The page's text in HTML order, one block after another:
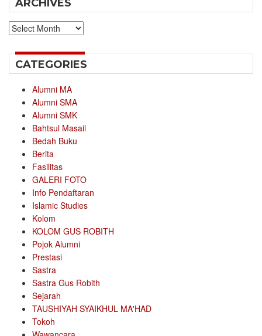
ARCHIVES
Archives
CATEGORIES
Alumni MA
Alumni SMA
Alumni SMK
Bahtsul Masail
Bedah Buku
Berita
Fasilitas
GALERI FOTO
Info Pendaftaran
Islamic Studies
Kolom
KOLOM GUS ROBITH
Pojok Alumni
Prestasi
Sastra
Sastra Gus Robith
Sejarah
TAUSHIYAH SYAIKHUL MA'HAD
Tokoh